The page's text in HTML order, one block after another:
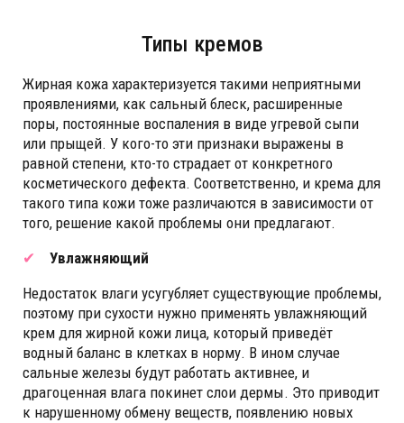
Типы кремов
Жирная кожа характеризуется такими неприятными
проявлениями, как сальный блеск, расширенные
поры, постоянные воспаления в виде угревой сыпи
или прыщей. У кого-то эти признаки выражены в
равной степени, кто-то страдает от конкретного
косметического дефекта. Соответственно, и крема для
такого типа кожи тоже различаются в зависимости от
того, решение какой проблемы они предлагают.
Увлажняющий
Недостаток влаги усугубляет существующие проблемы,
поэтому при сухости нужно применять увлажняющий
крем для жирной кожи лица, который приведёт
водный баланс в клетках в норму. В ином случае
сальные железы будут работать активнее, и
драгоценная влага покинет слои дермы. Это приводит
к нарушенному обмену веществ, появлению новых